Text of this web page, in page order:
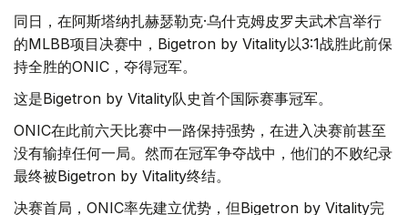
同日，在阿斯塔纳扎赫瑟勒克·乌什克姆皮罗夫武术宫举行
的MLBB项目决赛中，Bigetron by Vitality以3:1战胜此前保
持全胜的ONIC，夺得冠军。
这是Bigetron by Vitality队史首个国际赛事冠军。
ONIC在此前六天比赛中一路保持强势，在进入决赛前甚至
没有输掉任何一局。然而在冠军争夺战中，他们的不败纪录
最终被Bigetron by Vitality终结。
决赛首局，ONIC率先建立优势，但Bigetron by Vitality完